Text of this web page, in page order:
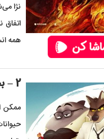
نژا
همه
2 – بچه های بد 2 (Bad Guys 2)
ممکن